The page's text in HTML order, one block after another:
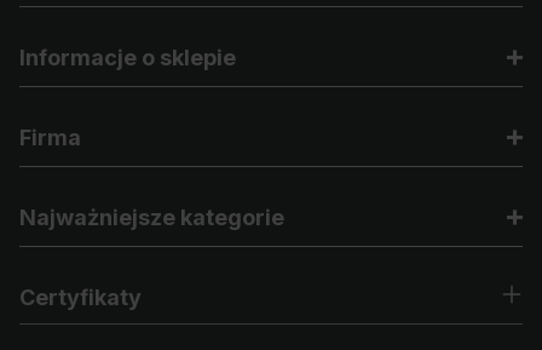
Informacje o sklepie
Firma
Najważniejsze kategorie
Certyfikaty